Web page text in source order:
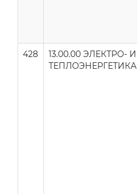
428
13.00.00 ЭЛЕКТРО- И
ТЕПЛОЭНЕРГЕТИКА